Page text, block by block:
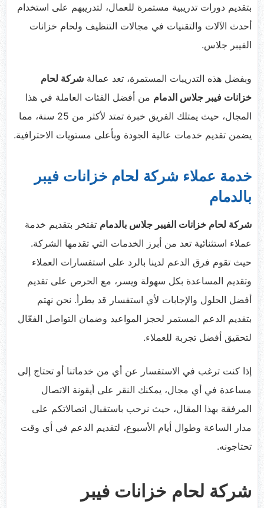
بتقديم دورات تدريبية مستمرة للعمال، لتدريبهم على استخدام
أحدث الآلات والتقنيات في مجالات التنظيف ولحام خزانات
الفيبر جلاس.
وبفضل هذه التدريبات المستمرة، تعد عمالة شركة لحام
خزانات فيبر جلاس الدمام من أفضل الفئات العاملة في هذا
المجال، حيث يمتلك الفريق خبرة تمتد لأكثر من 25 سنة، مما
يضمن تقديم خدمات عالية الجودة وبأعلى مستويات الاحترافية.
خدمة عملاء شركة لحام خزانات فيبر
بالدمام
شركة لحام خزانات الفيبر جلاس بالدمام تفتخر بتقديم خدمة
عملاء استثنائية تعد من أبرز الخدمات التي تقدمها الشركة.
حيث تقوم فرق الدعم لدينا بالرد على استفسارات العملاء
وتقديم المساعدة بكل سهولة ويسر، مع الحرص على تقديم
أفضل الحلول والإجابات لأي استفسار قد يطرأ. نحن نهتم
بتقديم الدعم المستمر لحجز المواعيد وضمان التواصل الفعّال
لتحقيق أفضل تجربة للعملاء.
إذا كنت ترغب في الاستفسار عن أي من خدماتنا أو تحتاج إلى
مساعدة في أي مجال، يمكنك النقر على أيقونة الاتصال
المرفقة بهذا المقال، حيث نرحب باستقبال اتصالاتكم على
مدار الساعة وطوال أيام الأسبوع، لتقديم الدعم في أي وقت
تحتاجونه.
شركة لحام خزانات فيبر